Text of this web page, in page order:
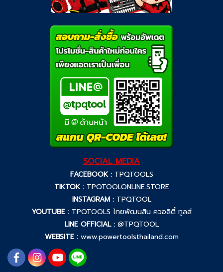
SOCIAL MEDIA
FACEBOOK : TPQTOOLS
TIKTOK : TPQTOOLONLINE.STORE
INSTAGRAM : TPQTOOL
YOUTUBE : TPQTOOLS ไทยพัฒนสิน ควอลิตี้ ทูลส์
LINE OFFICIAL : @TPQTOOL
WEBSITE : www.powertoolsthailand.com